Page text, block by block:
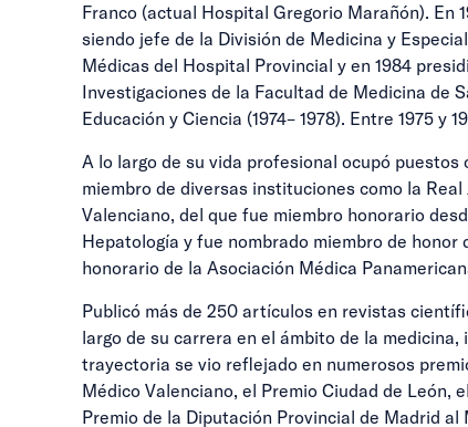
Franco (actual Hospital Gregorio Marañón). En
siendo jefe de la División de Medicina y
Médicas del Hospital Provincial y en 1984
Investigaciones de la Facultad de Medicina de
Educación y Ciencia (1974– 1978). Entre 1975
A lo largo de su vida profesional ocupó
miembro de diversas instituciones como la
Valenciano, del que fue miembro honorario
Hepatología y fue nombrado miembro de
honorario de la Asociación Médica
Publicó más de 250 artículos en revistas
largo de su carrera en el ámbito de la
trayectoria se vio reflejado en numerosos
Médico Valenciano, el Premio Ciudad de León,
Premio de la Diputación Provincial de Madrid